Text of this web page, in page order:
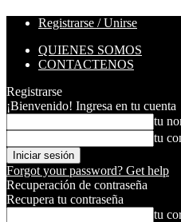
Registrarse / Unirse
QUIENES SOMOS
CONTACTENOS
Registrarse
¡Bienvenido! Ingresa en tu cuenta
tu
tu
Forgot your password? Get help
Recuperación de contraseña
Recupera tu contraseña
tu